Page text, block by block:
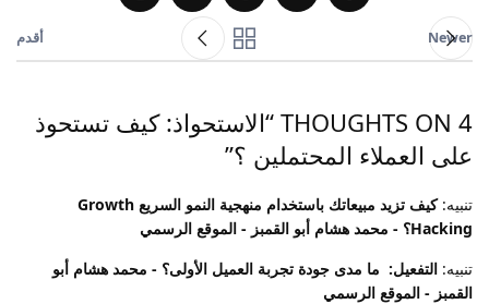
Newer أقدم
4 THOUGHTS ON “
الاستحواذ: كيف تستحوذ
على العملاء المحتملين ؟”
تنبيه:
كيف تزيد مبيعاتك باستخدام منهجية النمو السريع Growth
Hacking؟ - محمد هشام أبو القمبز - الموقع الرسمي
تنبيه: التفعيل: ما مدى جودة تجربة العميل الأولى؟ - محمد هشام أبو
القمبز - الموقع الرسمي